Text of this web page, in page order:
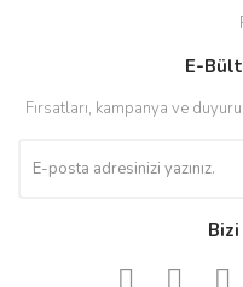
E-
Fırsatları, kampanya ve